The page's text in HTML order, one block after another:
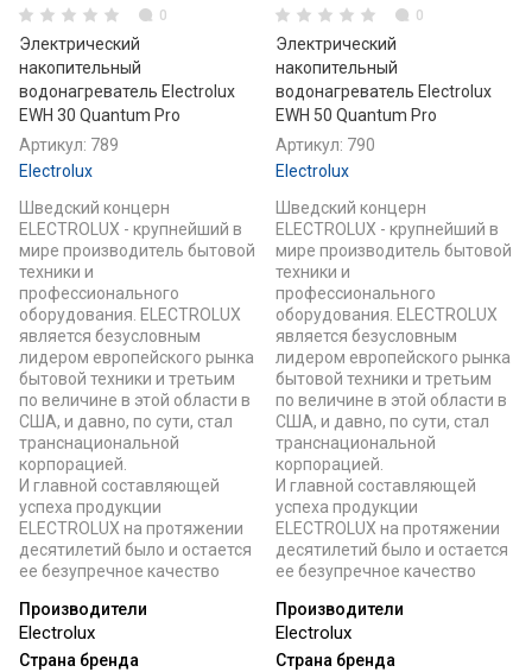
0
Электрический
накопительный
водонагреватель Electrolux
EWH 30 Quantum Pro
Артикул: 789
Electrolux
Шведский концерн
ELECTROLUX - крупнейший в
мире производитель бытовой
техники и
профессионального
оборудования. ELECTROLUX
является безусловным
лидером европейского рынка
бытовой техники и третьим
по величине в этой области в
США, и давно, по сути, стал
транснациональной
корпорацией.
И главной составляющей
успеха продукции
ELECTROLUX на протяжении
десятилетий было и остается
ее безупречное качество
Производители
Electrolux
Страна бренда
0
Электрический
накопительный
водонагреватель Electrolux
EWH 50 Quantum Pro
Артикул: 790
Electrolux
Шведский концерн
ELECTROLUX - крупнейший в
мире производитель бытовой
техники и
профессионального
оборудования. ELECTROLUX
является безусловным
лидером европейского рынка
бытовой техники и третьим
по величине в этой области в
США, и давно, по сути, стал
транснациональной
корпорацией.
И главной составляющей
успеха продукции
ELECTROLUX на протяжении
десятилетий было и остается
ее безупречное качество
Производители
Electrolux
Страна бренда